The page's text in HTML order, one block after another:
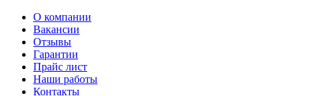
О компании
Вакансии
Отзывы
Гарантии
Прайс лист
Наши работы
Контакты